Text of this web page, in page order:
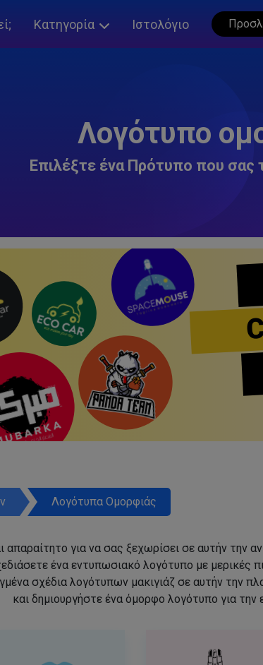
Κατηγορία Ιστολόγιο
Λογότυπο
Επιλέξτε ένα Πρότυπο που σας
Λογότυπα Ομορφιάς
απαραίτητο για να σας ξεχωρίσει σε αυτήν την
ένα εντυπωσιακό λογότυπο με μερικές
σχέδια λογότυπων μακιγιάζ σε αυτήν την
και δημιουργήστε ένα όμορφο λογότυπο για